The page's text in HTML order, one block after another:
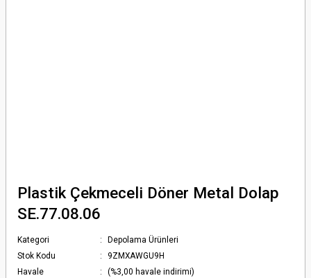
Plastik Çekmeceli Döner Metal Dolap
SE.77.08.06
Kategori
Depolama Ürünleri
Stok Kodu
9ZMXAWGU9H
Havale
(%3,00 havale indirimi)